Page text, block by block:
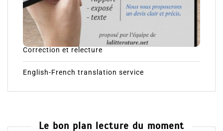
Correction et relecture
English-French translation service
Le bon plan lecture du moment